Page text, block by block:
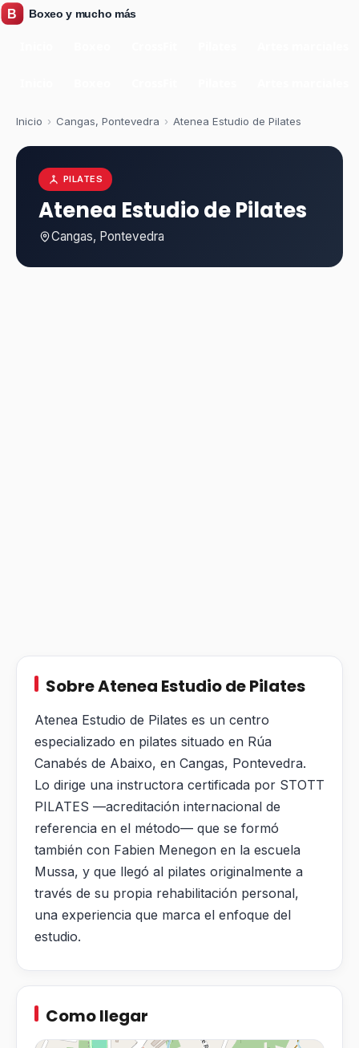
Inicio › Cangas, Pontevedra › Atenea Estudio de Pilates
PILATES
Atenea Estudio de Pilates
Cangas, Pontevedra
Sobre Atenea Estudio de Pilates
Atenea Estudio de Pilates es un centro
especializado en pilates situado en Rúa
Canabés de Abaixo, en Cangas, Pontevedra.
Lo dirige una instructora certificada por STOTT
PILATES —acreditación internacional de
referencia en el método— que se formó
también con Fabien Menegon en la escuela
Mussa, y que llegó al pilates originalmente a
través de su propia rehabilitación personal,
una experiencia que marca el enfoque del
estudio.
Como llegar